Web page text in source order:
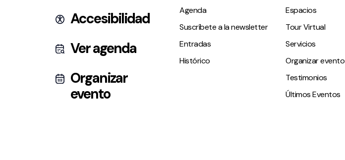
Accesibilidad
Ver agenda
Organizar
evento
Agenda
Suscríbete a la newsletter
Entradas
Histórico
Espacios
Tour Virtual
Servicios
Organizar evento
Testimonios
Últimos Eventos